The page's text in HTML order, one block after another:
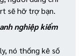
sẽ hỡ trợ bạn.
nghiệp kiểm
nó thống kê số